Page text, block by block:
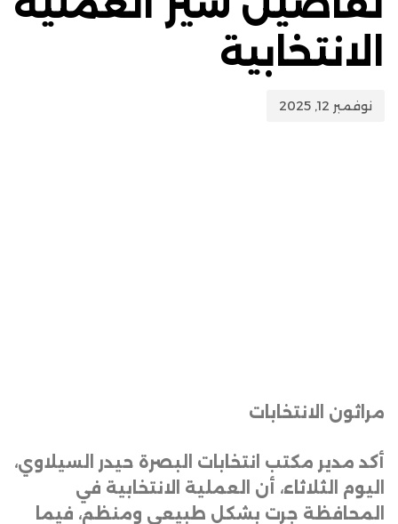
الانتخابية
نوفمبر 12, 2025
مراثون الانتخابات
أكد مدير مكتب انتخابات البصرة حيدر السيلاوي،
اليوم الثلاثاء، أن العملية الانتخابية في
المحافظة جرت بشكلٍ طبيعي ومنظم، فيما